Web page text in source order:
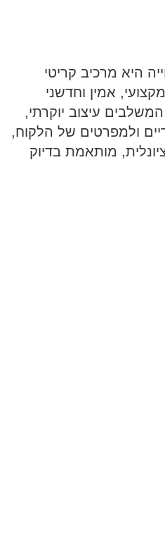
היא מרכיב קריטי
אמין וחדשני
עיצוב יוקרתי,
ולמפרטים של הלקוח,
מותאמת בדיוק